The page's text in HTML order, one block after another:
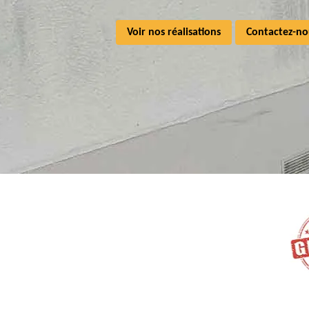
Voir nos réalisations Contactez-